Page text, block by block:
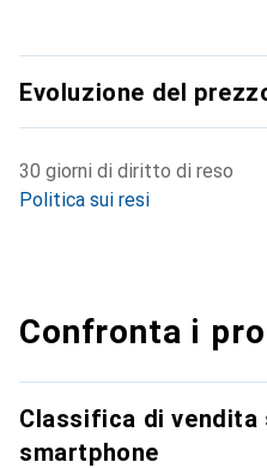
Evoluzione del
30 giorni di diritto di reso
Politica sui resi
Confronta i
Classifica di vendita
smartphone